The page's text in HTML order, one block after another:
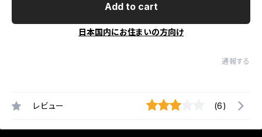
Add to cart
日本国内にお住まいの方向け
通報する
レビュー (6)